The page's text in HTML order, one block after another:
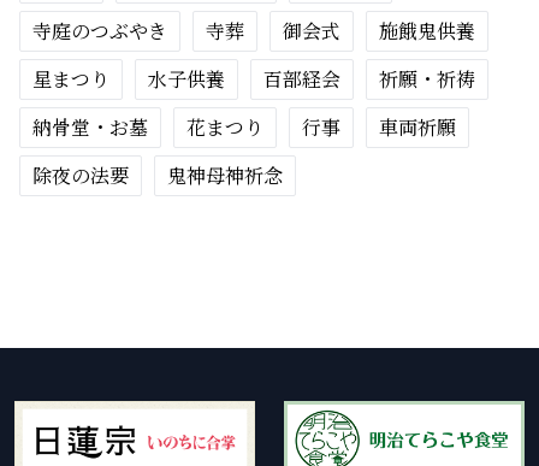
寺庭のつぶやき
寺葬 御会式
施餓鬼供養
星まつり
水子供養 百部経会
祈願・祈祷
納骨堂・お墓
花まつり 行事
車両祈願
除夜の法要
鬼神母神祈念